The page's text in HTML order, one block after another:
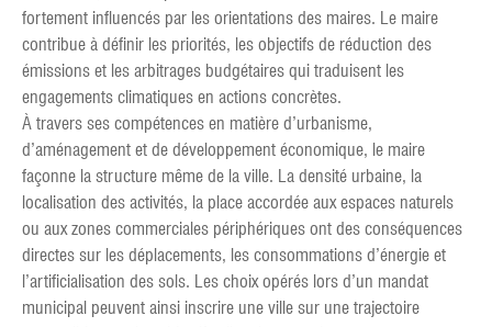
fortement influencés par les orientations des maires. Le maire
contribue à définir les priorités, les objectifs de réduction des
émissions et les arbitrages budgétaires qui traduisent les
engagements climatiques en actions concrètes.
À travers ses compétences en matière d’urbanisme,
d’aménagement et de développement économique, le maire
façonne la structure même de la ville. La densité urbaine, la
localisation des activités, la place accordée aux espaces naturels
ou aux zones commerciales périphériques ont des conséquences
directes sur les déplacements, les consommations d’énergie et
l’artificialisation des sols. Les choix opérés lors d’un mandat
municipal peuvent ainsi inscrire une ville sur une trajectoire